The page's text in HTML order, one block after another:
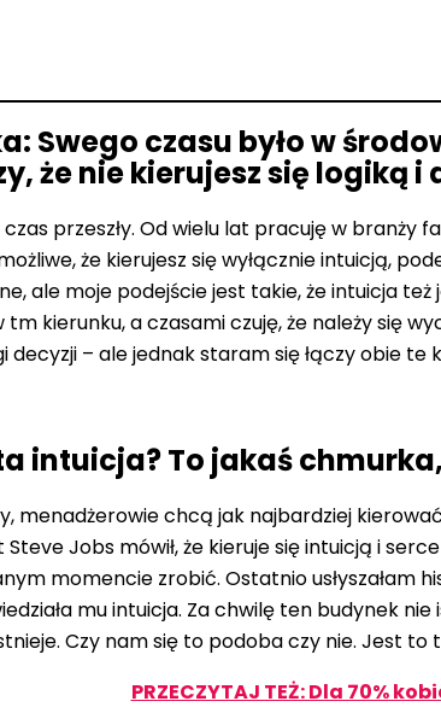
Swego czasu było w
że nie kierujesz się logiką
czas przeszły. Od wielu lat pracuję w
że kierujesz się wyłącznie intuicją,
ale moje podejście jest takie, że intuicja
kierunku, a czasami czuję, że należy się
decyzji – ale jednak staram się łączy obie te
intuicja? To jakaś
menadżerowie chcą jak najbardziej
Jobs mówił, że kieruje się intuicją i
momencie zrobić. Ostatnio usłyszałam
mu intuicja. Za chwilę ten budynek
Czy nam się to podoba czy nie. Jest
PRZECZYTAJ TEŻ: Dla 70%